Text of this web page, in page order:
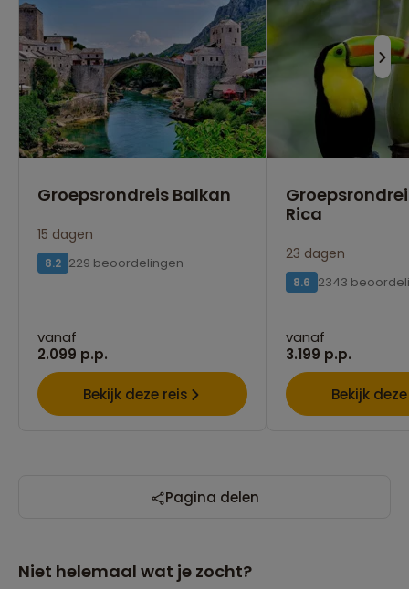
Groepsrondreis Balkan
15 dagen
8.2 229 beoordelingen
vanaf
2.099 p.p.
Bekijk deze reis
Rica
23 dagen
8.6 2343
vanaf
3.199 p.p.
Bekijk
Pagina delen
Niet helemaal wat je zocht?